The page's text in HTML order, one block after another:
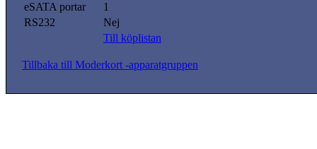
eSATA portar
1
RS232
Nej
Till köplistan
Tillbaka till Moderkort -apparatgruppen